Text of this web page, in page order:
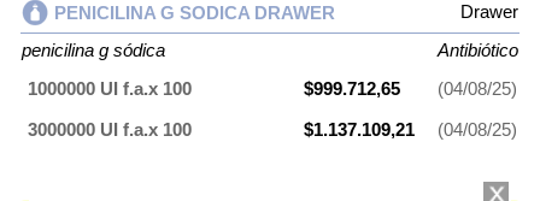
PENICILINA G SODICA DRAWER
Drawer
penicilina g sódica
Antibiótico
1000000 UI f.a.x 100
$999.712,65
(04/08/25)
3000000 UI f.a.x 100
$1.137.109,21 (04/08/25)